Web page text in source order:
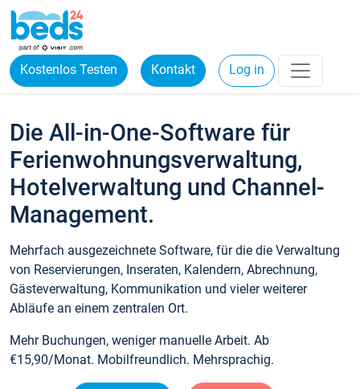
Kostenlos Testen Kontakt Log in
Die All-in-One-Software für
Ferienwohnungsverwaltung,
Hotelverwaltung und Channel-
Management.
Mehrfach ausgezeichnete Software, für die die Verwaltung
von Reservierungen, Inseraten, Kalendern, Abrechnung,
Gästeverwaltung, Kommunikation und vieler weiterer
Abläufe an einem zentralen Ort.
Mehr Buchungen, weniger manuelle Arbeit. Ab
€15,90/Monat. Mobilfreundlich. Mehrsprachig.